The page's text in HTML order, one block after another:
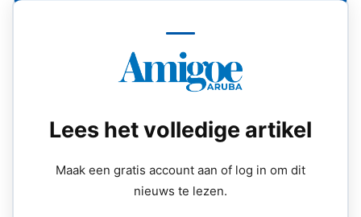
Lees het volledige artikel
Maak een gratis account aan of log in om dit
nieuws te lezen.